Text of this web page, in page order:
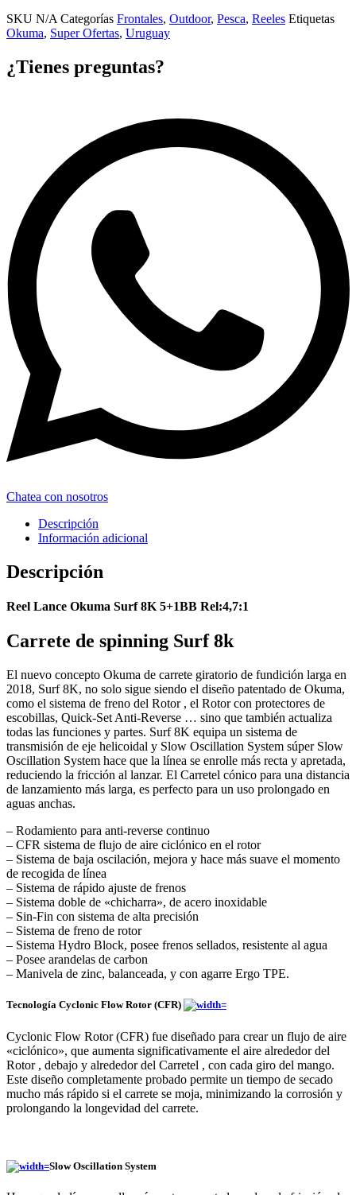
SKU N/A Categorías Frontales, Outdoor, Pesca, Reeles Etiquetas
Okuma, Super Ofertas, Uruguay
¿Tienes preguntas?
Chatea con nosotros
Descripción
Información adicional
Descripción
Reel Lance Okuma Surf 8K 5+1BB Rel:4,7:1
Carrete de spinning Surf 8k
El nuevo concepto Okuma de carrete giratorio de fundición larga en
2018, Surf 8K, no solo sigue siendo el diseño patentado de Okuma,
como el sistema de freno del Rotor , el Rotor con protectores de
escobillas, Quick-Set Anti-Reverse … sino que también actualiza
todas las funciones y partes. Surf 8K equipa un sistema de
transmisión de eje helicoidal y Slow Oscillation System súper Slow
Oscillation System hace que la línea se enrolle más recta y apretada,
reduciendo la fricción al lanzar. El Carretel cónico para una distancia
de lanzamiento más larga, es perfecto para un uso prolongado en
aguas anchas.
– Rodamiento para anti-reverse continuo
– CFR sistema de flujo de aire ciclónico en el rotor
– Sistema de baja oscilación, mejora y hace más suave el momento
de recogida de línea
– Sistema de rápido ajuste de frenos
– Sistema doble de «chicharra», de acero inoxidable
– Sin-Fin con sistema de alta precisión
– Sistema de freno de rotor
– Sistema Hydro Block, posee frenos sellados, resistente al agua
– Posee arandelas de carbon
– Manivela de zinc, balanceada, y con agarre Ergo TPE.
Tecnología Cyclonic Flow Rotor (CFR)
Cyclonic Flow Rotor (CFR) fue diseñado para crear un flujo de aire
«ciclónico», que aumenta significativamente el aire alrededor del
Rotor , debajo y alrededor del Carretel , con cada giro del mango.
Este diseño completamente probado permite un tiempo de secado
mucho más rápido si el carrete se moja, minimizando la corrosión y
prolongando la longevidad del carrete.
Slow Oscillation System